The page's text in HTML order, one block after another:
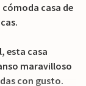
casa de
esta casa
maravilloso
con gusto.